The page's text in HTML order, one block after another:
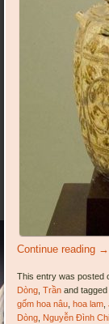
Continue reading →
This entry was posted
Dòng ,Trần and
gốm hoa nâu ,hoa lam ,
Dòng Nguyễn Đình